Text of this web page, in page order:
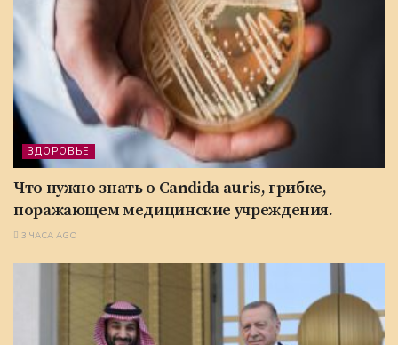
ЗДОРОВЬЕ
Что нужно знать о Candida auris, грибке,
поражающем медицинские учреждения.
3 ЧАСА AGO